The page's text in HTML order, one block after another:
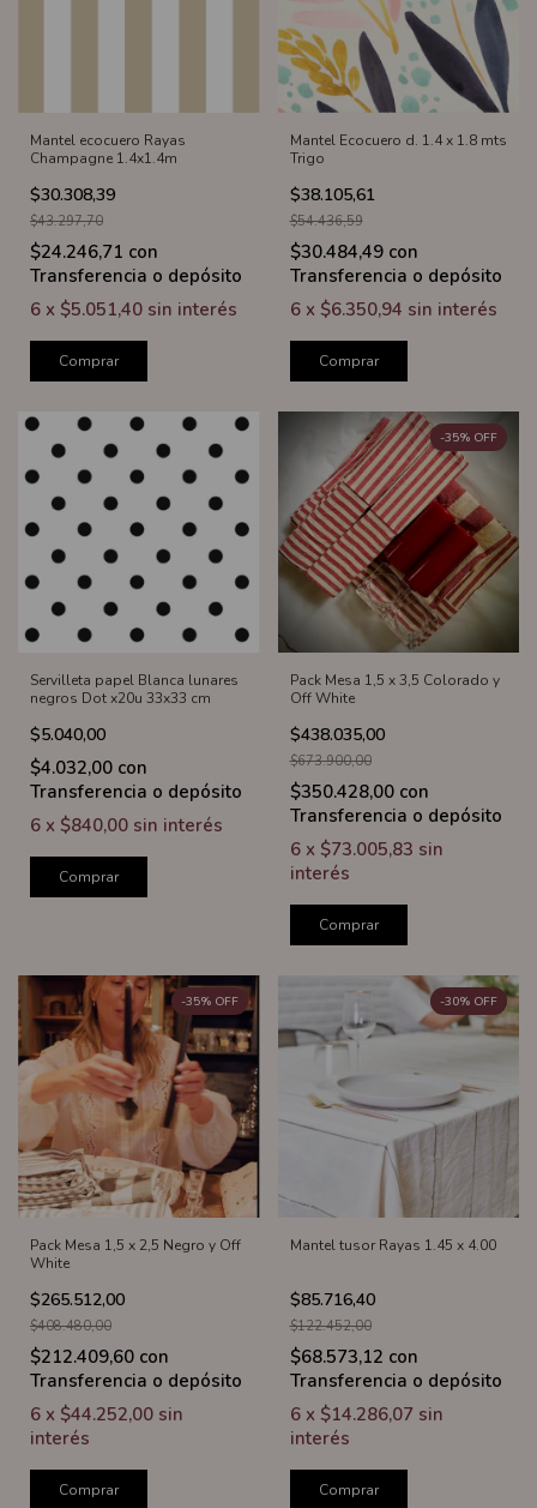
Mantel ecocuero Rayas
Champagne 1.4x1.4m
$30.308,39
$43.297,70
$24.246,71 con
Transferencia o depósito
6 x $5.051,40 sin interés
Comprar
Mantel Ecocuero d. 1.4 x 1.8 mts
Trigo
$38.105,61
$54.436,59
$30.484,49 con
Transferencia o depósito
6 x $6.350,94 sin interés
Comprar
Servilleta papel Blanca lunares
negros Dot x20u 33x33 cm
$5.040,00
$4.032,00 con
Transferencia o depósito
6 x $840,00 sin interés
Comprar
Pack Mesa 1,5 x 3,5 Colorado y
Off White
$438.035,00
-35% OFF
$673.900,00
$350.428,00 con
Transferencia o depósito
6 x $73.005,83 sin
interés
Comprar
Pack Mesa 1,5 x 2,5 Negro y Off
White
$265.512,00
-35% OFF
$408.480,00
$212.409,60 con
Transferencia o depósito
6 x $44.252,00 sin
interés
Comprar
Mantel tusor Rayas 1.45 x 4.00
$85.716,40
-30% OFF
$122.452,00
$68.573,12 con
Transferencia o depósito
6 x $14.286,07 sin
interés
Comprar